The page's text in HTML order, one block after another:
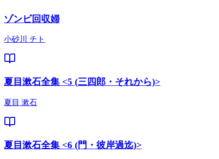
ゾンビ回収婦
小砂川 チト
夏目漱石全集 <5 (三四郎・それから)>
夏目 漱石
夏目漱石全集 <6 (門・彼岸過迄)>